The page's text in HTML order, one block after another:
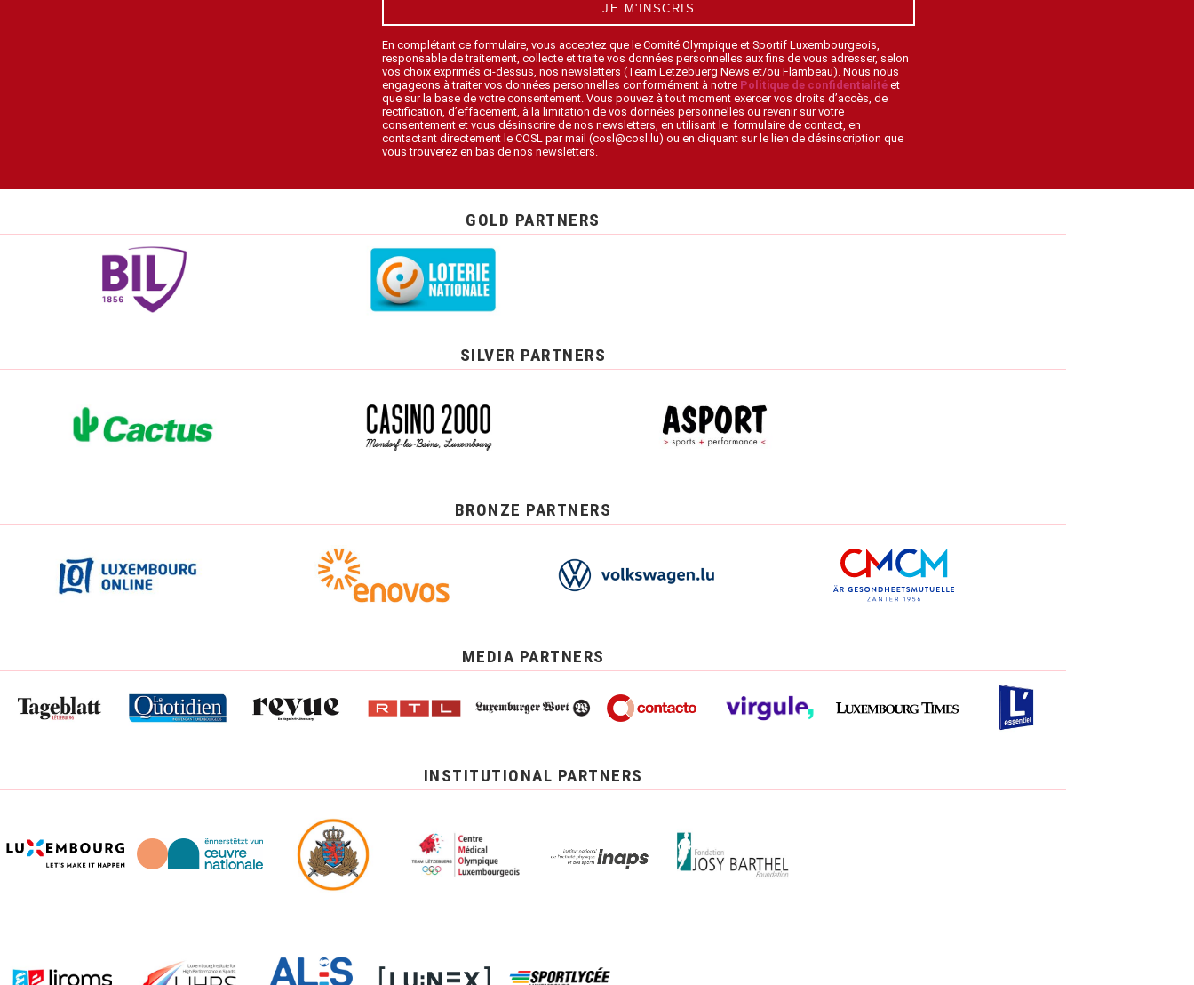
JE M'INSCRIS
En complétant ce formulaire, vous acceptez que le Comité Olympique et Sportif Luxembourgeois,
responsable de traitement, collecte et traite vos données personnelles aux fins de vous adresser, selon
vos choix exprimés ci-dessus, nos newsletters (Team Lëtzebuerg News et/ou Flambeau). Nous nous
engageons à traiter vos données personnelles conformément à notre Politique de confidentialité et
que sur la base de votre consentement. Vous pouvez à tout moment exercer vos droits d’accès, de
rectification, d’effacement, à la limitation de vos données personnelles ou revenir sur votre
consentement et vous désinscrire de nos newsletters, en utilisant le formulaire de contact, en
contactant directement le COSL par mail (cosl@cosl.lu) ou en cliquant sur le lien de désinscription que
vous trouverez en bas de nos newsletters.
GOLD PARTNERS
SILVER PARTNERS
BRONZE PARTNERS
MEDIA PARTNERS
INSTITUTIONAL PARTNERS